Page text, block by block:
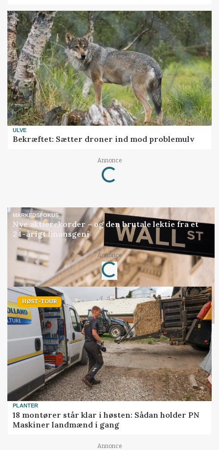
ULVE
Bekræftet: Sætter droner ind mod problemulv
Annonce
Loading...
MARKEDSFOKUS
Nye aktierekorder – og den brutale lektie fra et
24-årigt finansgeni
Annonce
Loading...
HØST-TOUR
PLANTER
18 montører står klar i høsten: Sådan holder PN
Maskiner landmænd i gang
Annonce